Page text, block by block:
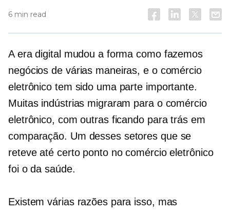
6 min read
A era digital mudou a forma como fazemos
negócios de várias maneiras, e o comércio
eletrônico tem sido uma parte importante.
Muitas indústrias migraram para o comércio
eletrônico, com outras ficando para trás em
comparação. Um desses setores que se
reteve até certo ponto no comércio eletrônico
foi o da saúde.
Existem várias razões para isso, mas